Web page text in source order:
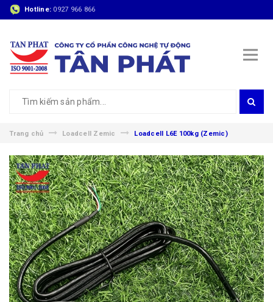
Hotline: 0927 966 866
Trang chủ Loadcell Zemic Loadcell L6E 100kg (Zemic)